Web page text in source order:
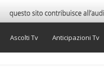
Ascolti Tv Anticipazioni Tv